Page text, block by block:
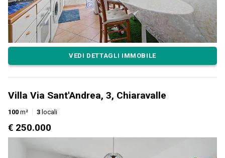
VEDI DETTAGLI IMMOBILE
Villa Via Sant'Andrea, 3, Chiaravalle
100 m² 3 locali
€ 250.000